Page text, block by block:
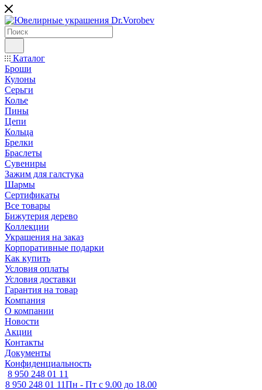
Каталог
Броши
Кулоны
Серьги
Колье
Пины
Цепи
Кольца
Брелки
Браслеты
Сувениры
Зажим для галстука
Шармы
Сертификаты
Все товары
Бижутерия дерево
Коллекции
Украшения на заказ
Корпоративные подарки
Как купить
Условия оплаты
Условия доставки
Гарантия на товар
Компания
О компании
Новости
Акции
Контакты
Документы
Конфиденциальность
8 950 248 01 11
8 950 248 01 11Пн - Пт с 9.00 до 18.00